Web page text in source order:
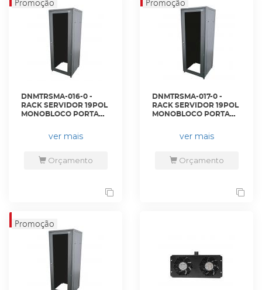
DNMTRSMA-016-0 -
RACK SERVIDOR 19POL
MONOBLOCO PORTA
600 PRETO S/ GUIAS -
DN-4426 - D-NET
ver mais
Orçamento
DNMTRSMA-017-0 -
RACK SERVIDOR 19POL
MONOBLOCO PORTA
800 PRETO S/ GUIAS -
DN-4430 - D-NET
ver mais
Orçamento